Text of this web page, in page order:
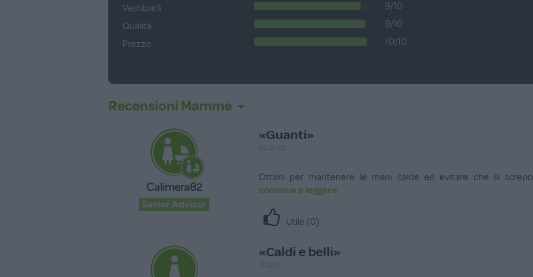
Vestibilità
9/10
Qualità
9/10
Prezzo
10/10
Recensioni Mamme
Calimera82
Senior Advisor
«Guanti»
Ottimi per mantenere le mani calde ed evitare che si
continua a leggere
Utile (0)
«Caldi e belli»